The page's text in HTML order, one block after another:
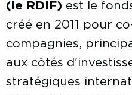
(le RDIF) est le
créé en 2011 pour
compagnies,
aux côtés
stratégiques